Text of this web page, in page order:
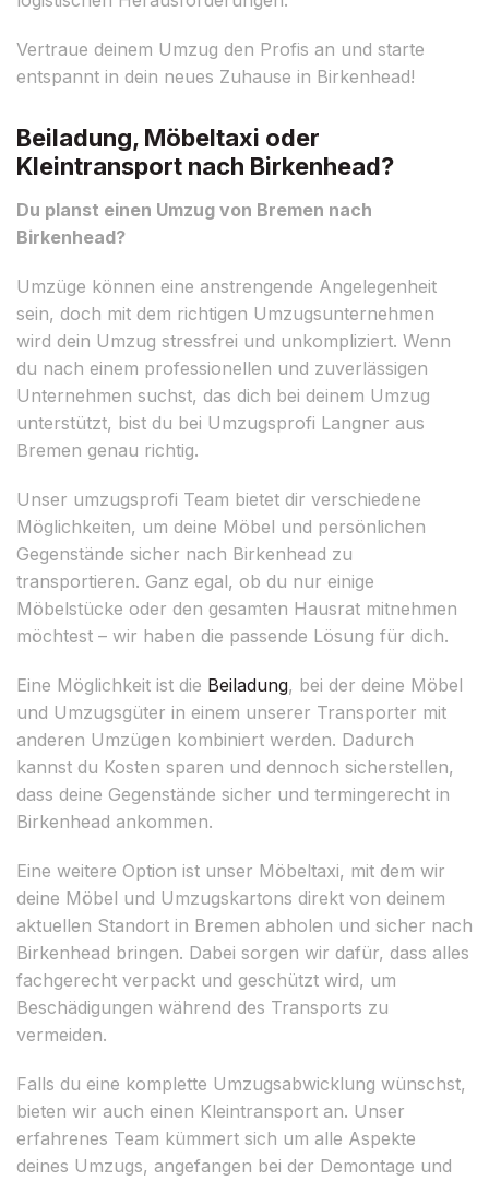
Vertraue deinem Umzug den Profis an und starte
entspannt in dein neues Zuhause in Birkenhead!
Beiladung, Möbeltaxi oder
Kleintransport nach Birkenhead?
Du planst einen Umzug von Bremen nach
Birkenhead?
Umzüge können eine anstrengende Angelegenheit
sein, doch mit dem richtigen Umzugsunternehmen
wird dein Umzug stressfrei und unkompliziert. Wenn
du nach einem professionellen und zuverlässigen
Unternehmen suchst, das dich bei deinem Umzug
unterstützt, bist du bei Umzugsprofi Langner aus
Bremen genau richtig.
Unser umzugsprofi Team bietet dir verschiedene
Möglichkeiten, um deine Möbel und persönlichen
Gegenstände sicher nach Birkenhead zu
transportieren. Ganz egal, ob du nur einige
Möbelstücke oder den gesamten Hausrat mitnehmen
möchtest – wir haben die passende Lösung für dich.
Eine Möglichkeit ist die Beiladung, bei der deine Möbel
und Umzugsgüter in einem unserer Transporter mit
anderen Umzügen kombiniert werden. Dadurch
kannst du Kosten sparen und dennoch sicherstellen,
dass deine Gegenstände sicher und termingerecht in
Birkenhead ankommen.
Eine weitere Option ist unser Möbeltaxi, mit dem wir
deine Möbel und Umzugskartons direkt von deinem
aktuellen Standort in Bremen abholen und sicher nach
Birkenhead bringen. Dabei sorgen wir dafür, dass alles
fachgerecht verpackt und geschützt wird, um
Beschädigungen während des Transports zu
vermeiden.
Falls du eine komplette Umzugsabwicklung wünschst,
bieten wir auch einen Kleintransport an. Unser
erfahrenes Team kümmert sich um alle Aspekte
deines Umzugs, angefangen bei der Demontage und